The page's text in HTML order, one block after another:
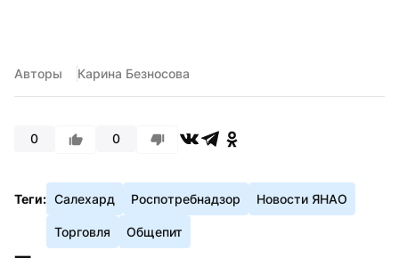
Авторы Карина Безносова
0 0
Теги: Салехард Роспотребнадзор Новости ЯНАО
Торговля Общепит